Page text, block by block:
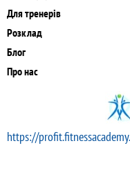
Для тренерів
Розклад
Блог
Про нас
https://